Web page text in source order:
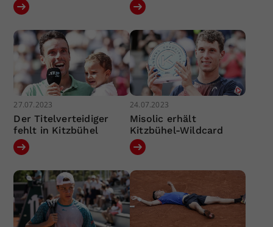
27.07.2023
Der Titelverteidiger
fehlt in Kitzbühel
24.07.2023
Misolic erhält
Kitzbühel-Wildcard